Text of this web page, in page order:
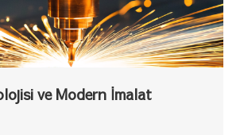
ve Modern İmalat